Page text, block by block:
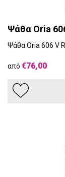
Ψάθα Oria
Ψάθα Oria 606 V
από €76,00